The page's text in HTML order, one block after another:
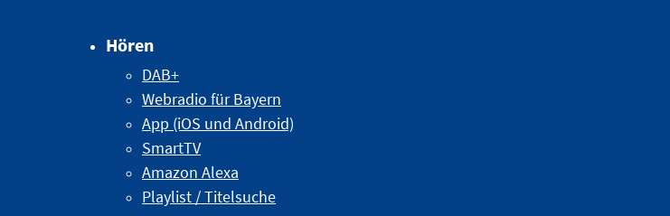
Hören
DAB+
Webradio für Bayern
App (iOS und Android)
SmartTV
Amazon Alexa
Playlist / Titelsuche